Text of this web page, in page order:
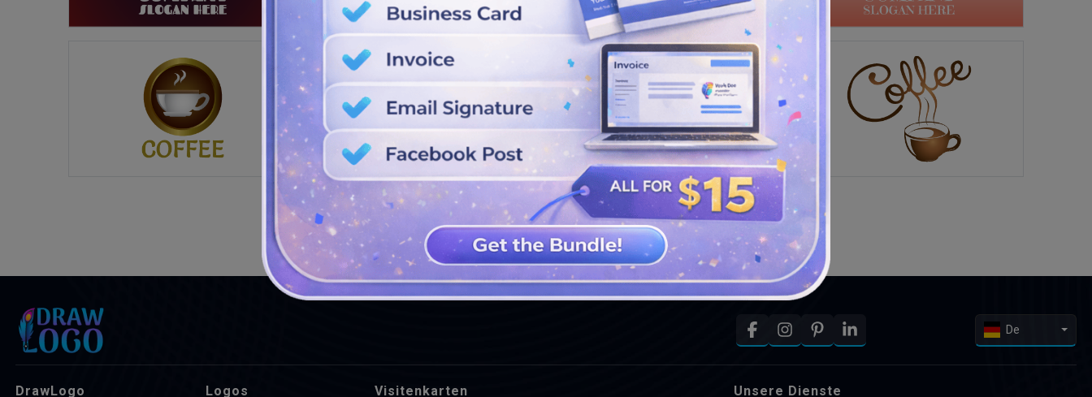
WEITERE DESIGNS ANSEHEN
De
DrawLogo Logos Visitenkarten Unsere Dienste